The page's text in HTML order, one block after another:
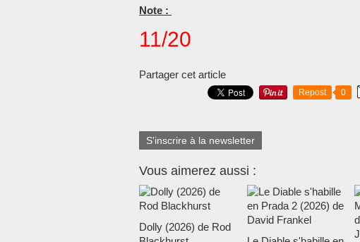
Note :
11/20
Partager cet article
Repost 0
S'inscrire à la newsletter
Vous aimerez aussi :
Dolly (2026) de Rod